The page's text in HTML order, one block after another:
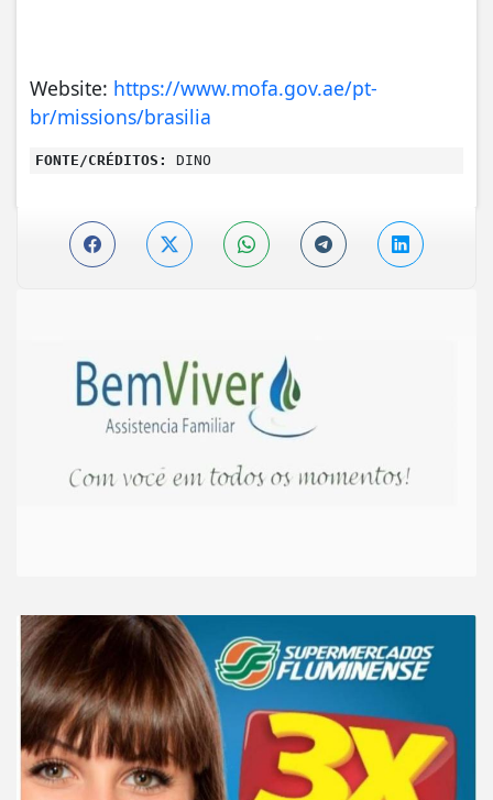
Website: https://www.mofa.gov.ae/pt-
br/missions/brasilia
FONTE/CRÉDITOS: DINO